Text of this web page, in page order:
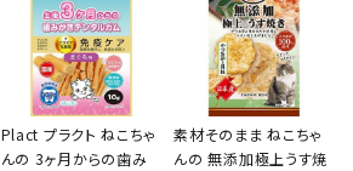
Plact プラクト ねこちゃ
んの 3ヶ月からの歯み
素材そのまま ねこちゃ
んの 無添加極上うす焼